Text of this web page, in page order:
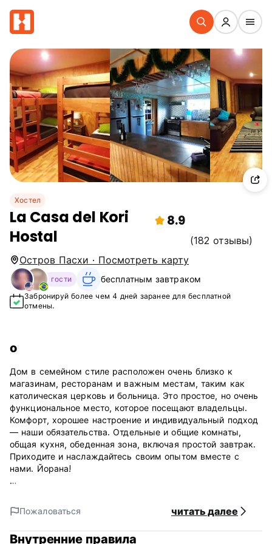
Хостел
La Casa del Kori
Hostal
8.9
(182 отзывы)
Остров Пасхи · Посмотреть карту
гости бесплатным завтраком‎
Забронируй более чем 4 дней заранее для бесплатной
отмены.
о
Дом в семейном стиле расположен очень близко к
магазинам, ресторанам и важным местам, таким как
католическая церковь и больница. Это простое, но очень
функциональное место, которое посещают владельцы.
Комфорт, хорошее настроение и индивидуальный подход
— наши обязательства. Отдельные и общие комнаты,
общая кухня, обеденная зона, включая простой завтрак.
Приходите и наслаждайтесь своим опытом вместе с
нами. Йорана!
пляжа (Гороховый) и в паре минут ходьбы до
ресторанов и магазинов. Кроме того, рядом с нашими
объектами можно найти некоторые из лучших
достопримечательностей и памятников, такие как Пуна
Пожаловаться читать далее
Внутренние правила